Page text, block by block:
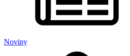
Noviny